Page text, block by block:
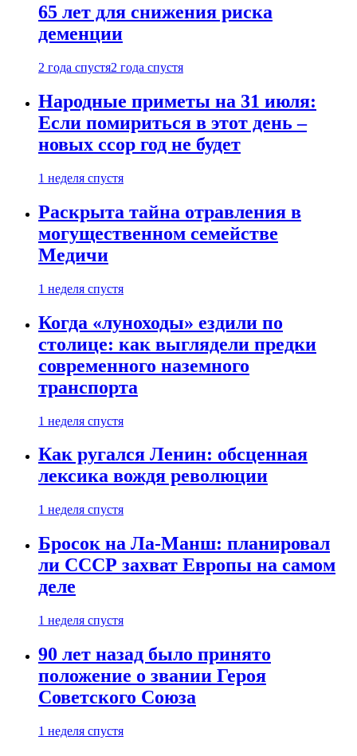
65 лет для снижения риска
деменции
2 года спустя2 года спустя
Народные приметы на 31 июля:
Если помириться в этот день –
новых ссор год не будет
1 неделя спустя
Раскрыта тайна отравления в
могущественном семействе
Медичи
1 неделя спустя
Когда «луноходы» ездили по
столице: как выглядели предки
современного наземного
транспорта
1 неделя спустя
Как ругался Ленин: обсценная
лексика вождя революции
1 неделя спустя
Бросок на Ла-Манш: планировал
ли СССР захват Европы на самом
деле
1 неделя спустя
90 лет назад было принято
положение о звании Героя
Советского Союза
1 неделя спустя